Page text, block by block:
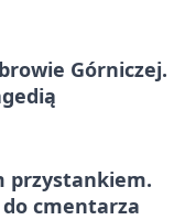
Górniczej.
przystankiem.
cmentarza